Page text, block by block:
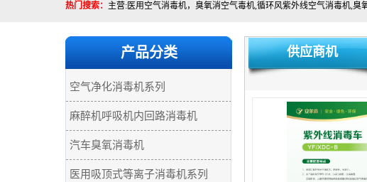
热门搜索：
产品分类
空气净化消毒机系列
麻醉机呼吸机内回路消毒机
汽车臭氧消毒机
医用吸顶式等离子消毒机系列
供应商机